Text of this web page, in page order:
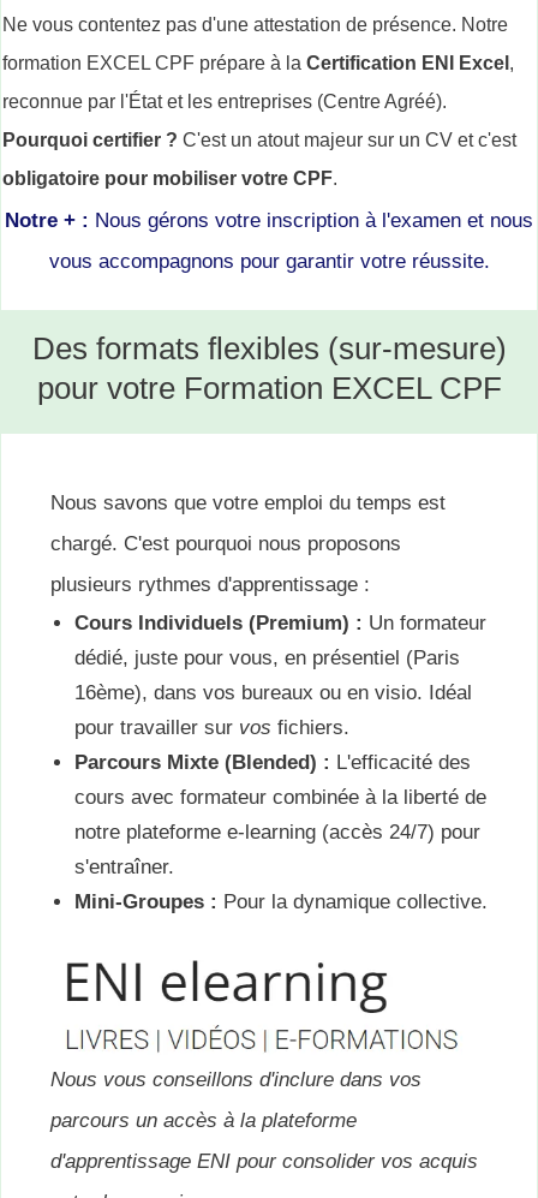
Ne vous contentez pas d'une attestation de présence. Notre
formation EXCEL CPF prépare à la Certification ENI Excel ,
reconnue par l'État et les entreprises (Centre Agréé).
Pourquoi certifier ? C'est un atout majeur sur un CV et c'est
obligatoire pour mobiliser votre CPF.
Notre + : Nous gérons votre inscription à l'examen et nous
vous accompagnons pour garantir votre réussite.
Des formats flexibles (sur-mesure)
pour votre Formation EXCEL CPF
Nous savons que votre emploi du temps est
chargé. C'est pourquoi nous proposons
plusieurs rythmes d'apprentissage :
Cours Individuels (Premium) : Un formateur
dédié, juste pour vous, en présentiel (Paris
16ème), dans vos bureaux ou en visio. Idéal
pour travailler sur vos fichiers.
Parcours Mixte (Blended) : L'efficacité des
cours avec formateur combinée à la liberté de
notre plateforme e-learning (accès 24/7) pour
s'entraîner.
Mini-Groupes : Pour la dynamique collective.
Nous vous conseillons d'inclure dans vos
parcours un accès à la plateforme
d'apprentissage ENI pour consolider vos acquis